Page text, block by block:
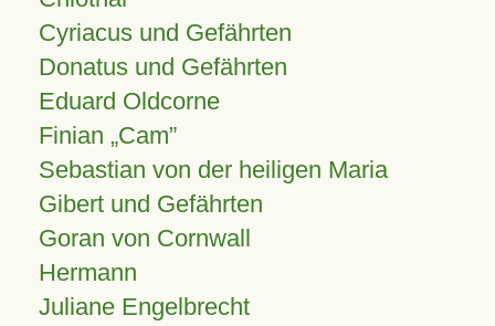
Cyriacus und Gefährten
Donatus und Gefährten
Eduard Oldcorne
Finian Cam
Sebastian von der heiligen Maria
Gibert und Gefährten
Goran von Cornwall
Hermann
Juliane Engelbrecht